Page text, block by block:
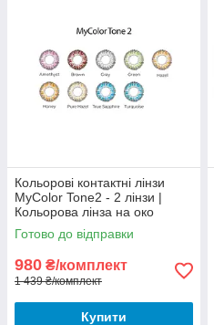
Кольорові контактні лінзи
MyColor Tone2 - 2 лінзи |
Кольорова лінза на око
MyColor Comfort line
Готово до відправки
980 ₴/комплект
1 439 ₴/комплект
Купити